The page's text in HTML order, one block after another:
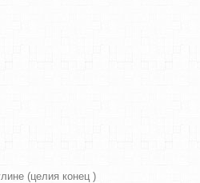
(целия конец )